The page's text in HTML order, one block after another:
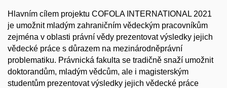
Hlavním cílem projektu COFOLA INTERNATIONAL 2021
je umožnit mladým zahraničním vědeckým pracovníkům
zejména v oblasti právní vědy prezentovat výsledky jejich
vědecké práce s důrazem na mezinárodněprávní
problematiku. Právnická fakulta se tradičně snaží umožnit
doktorandům, mladým vědcům, ale i magisterským
studentům prezentovat výsledky jejich vědecké práce